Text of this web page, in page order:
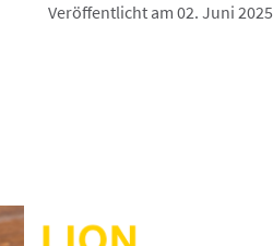
Veröffentlicht am 02. Juni 2025